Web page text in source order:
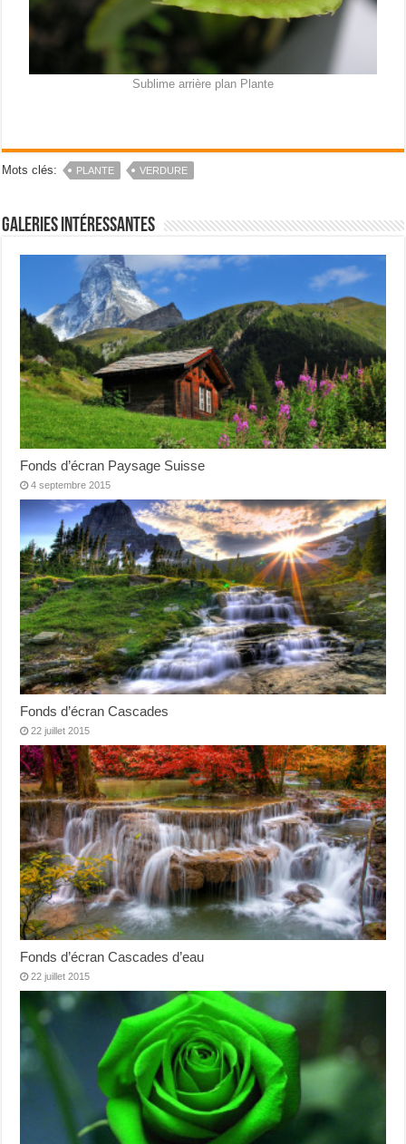
Sublime arrière plan Plante
Mots clés: PLANTE VERDURE
Galeries intéressantes
Fonds d’écran Paysage Suisse
4 septembre 2015
Fonds d’écran Cascades
22 juillet 2015
Fonds d’écran Cascades d’eau
22 juillet 2015